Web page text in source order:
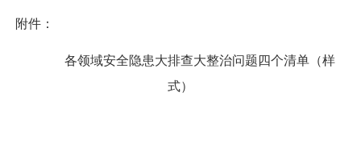
附件：
各领域安全隐患大排查大整治问题四个清单（样
式）